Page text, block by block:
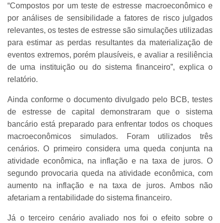
“Compostos por um teste de estresse macroeconômico e
por análises de sensibilidade a fatores de risco julgados
relevantes, os testes de estresse são simulações utilizadas
para estimar as perdas resultantes da materialização de
eventos extremos, porém plausíveis, e avaliar a resiliência
de uma instituição ou do sistema financeiro”, explica o
relatório.
Ainda conforme o documento divulgado pelo BCB, testes
de estresse de capital demonstraram que o sistema
bancário está preparado para enfrentar todos os choques
macroeconômicos simulados. Foram utilizados três
cenários. O primeiro considera uma queda conjunta na
atividade econômica, na inflação e na taxa de juros. O
segundo provocaria queda na atividade econômica, com
aumento na inflação e na taxa de juros. Ambos não
afetariam a rentabilidade do sistema financeiro.
Já o terceiro cenário avaliado nos foi o efeito sobre o